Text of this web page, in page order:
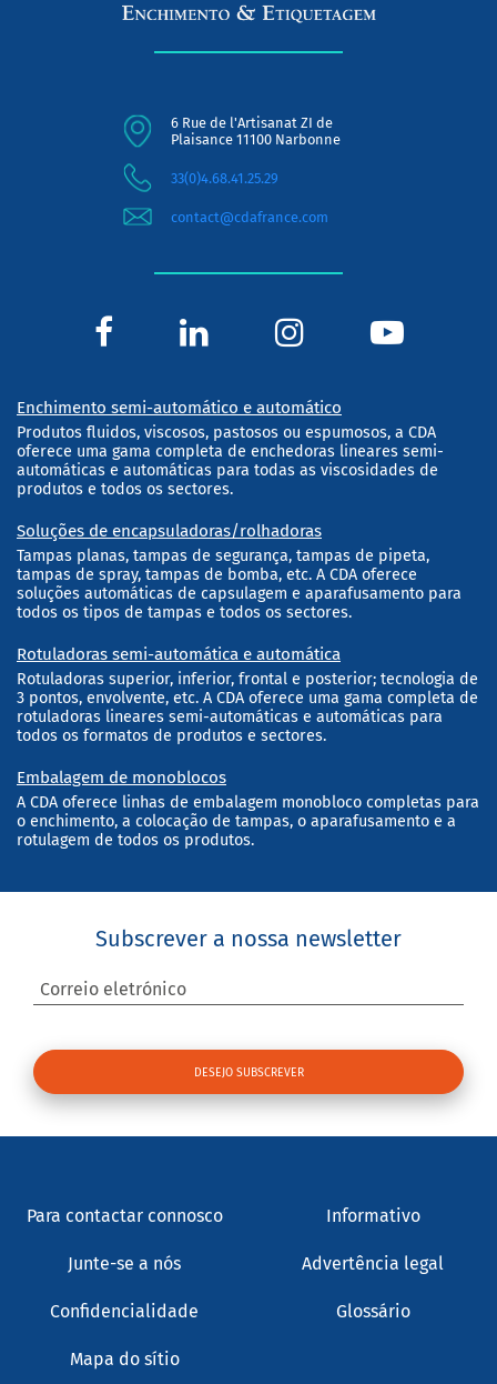
6 Rue de l'Artisanat ZI de
Plaisance 11100 Narbonne
33(0)4.68.41.25.29
contact@cdafrance.com
Enchimento semi-automático e automático
Produtos fluidos, viscosos, pastosos ou espumosos, a CDA
oferece uma gama completa de enchedoras lineares semi-
automáticas e automáticas para todas as viscosidades de
produtos e todos os sectores.
Soluções de encapsuladoras/rolhadoras
Tampas planas, tampas de segurança, tampas de pipeta,
tampas de spray, tampas de bomba, etc. A CDA oferece
soluções automáticas de capsulagem e aparafusamento para
todos os tipos de tampas e todos os sectores.
Rotuladoras semi-automática e automática
Rotuladoras superior, inferior, frontal e posterior; tecnologia de
3 pontos, envolvente, etc. A CDA oferece uma gama completa de
rotuladoras lineares semi-automáticas e automáticas para
todos os formatos de produtos e sectores.
Embalagem de monoblocos
A CDA oferece linhas de embalagem monobloco completas para
o enchimento, a colocação de tampas, o aparafusamento e a
rotulagem de todos os produtos.
Subscrever a nossa newsletter
Correio eletrónico
Para contactar connosco Informativo
Junte-se a nós Advertência legal
Confidencialidade Glossário
Mapa do sítio